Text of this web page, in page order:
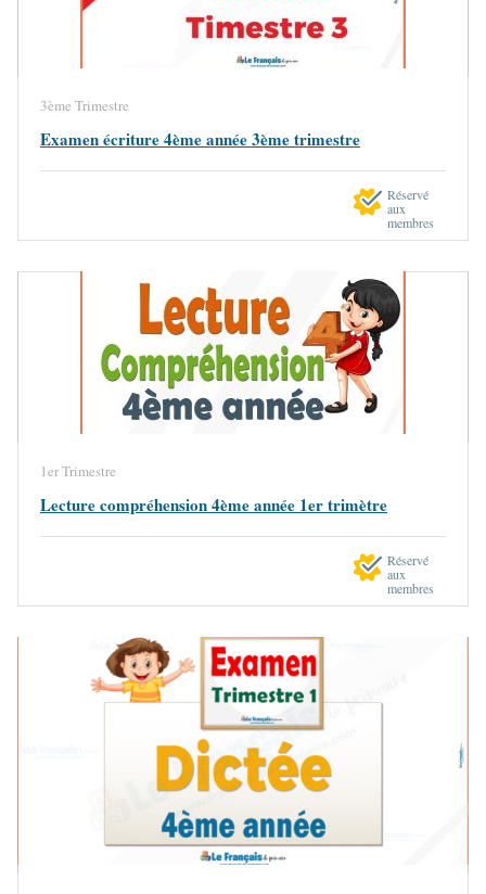
3ème Trimestre
Examen écriture 4ème année 3ème trimestre
Réservé
aux
membres
1er Trimestre
Lecture compréhension 4ème année 1er trimètre
Réservé
aux
membres